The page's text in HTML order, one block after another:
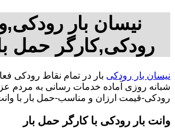
نیسان بار
رودکی,کارگر حمل
نیسان بار رودکی بار در تمام نقاط رودکی
شبانه روزی آماده خدمات رسانی به مردم
رودکی-قیمت ارزان و مناسب-حمل بار با
وانت بار رودکی با کارگر حمل بار